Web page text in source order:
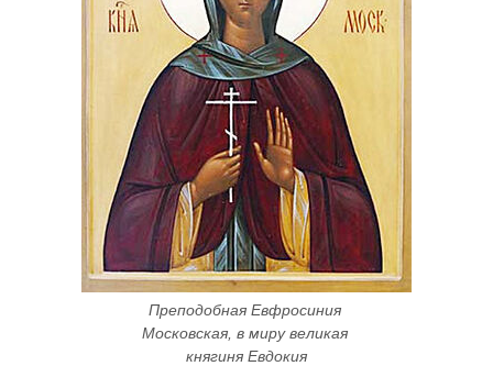
Преподобная Евфросиния
Московская, в миру великая
княгиня Евдокия